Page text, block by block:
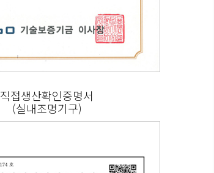
직접생산확인증명서
(실내조명기구)